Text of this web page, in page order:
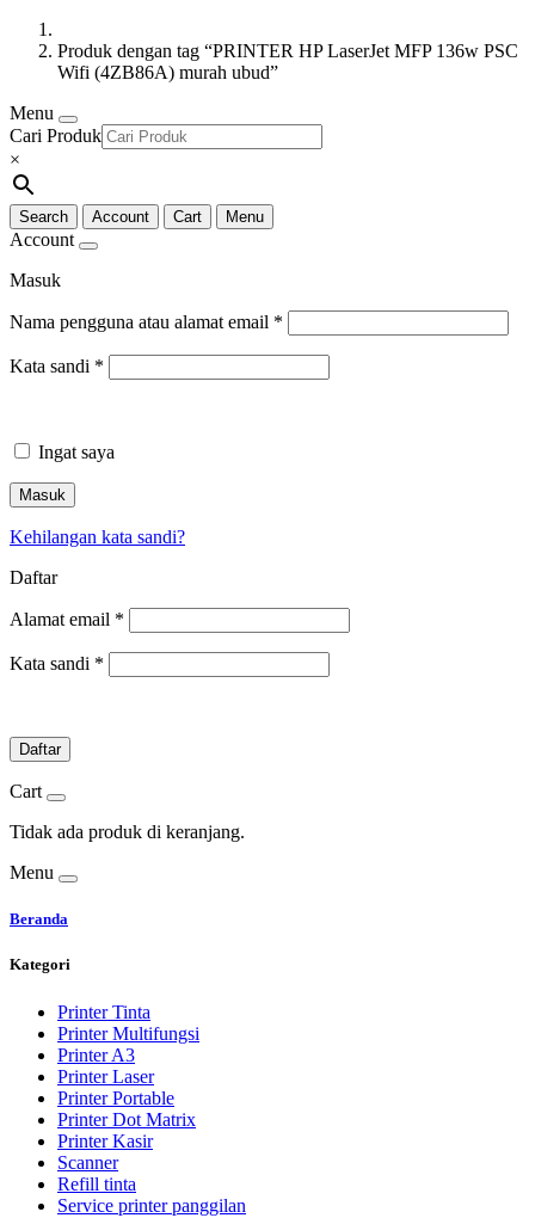
Produk dengan tag “PRINTER HP LaserJet MFP 136w PSC
Wifi (4ZB86A) murah ubud”
Menu
Cari Produk
×
Search Account Cart Menu
Account
Masuk
Nama pengguna atau alamat email *
Kata sandi *
Ingat saya
Masuk
Kehilangan kata sandi?
Daftar
Alamat email *
Kata sandi *
Daftar
Cart
Tidak ada produk di keranjang.
Menu
Beranda
Kategori
Printer Tinta
Printer Multifungsi
Printer A3
Printer Laser
Printer Portable
Printer Dot Matrix
Printer Kasir
Scanner
Refill tinta
Service printer panggilan